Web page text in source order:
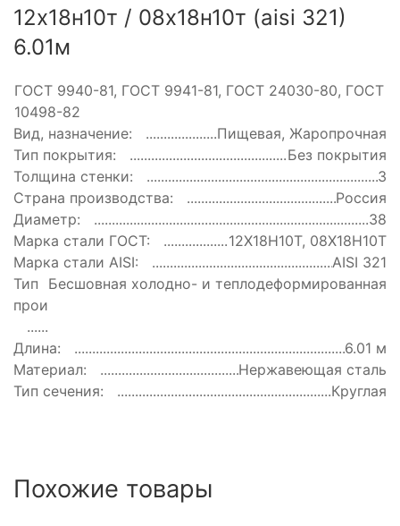
12х18н10т / 08х18н10т (aisi 321)
6.01м
ГОСТ:
ГОСТ 9940-81, ГОСТ 9941-81, ГОСТ 24030-80, ГОСТ
10498-82
Вид, назначение:
Пищевая, Жаропрочная
Тип покрытия:
Без покрытия
Толщина стенки:
3
Страна производства:
Россия
Диаметр:
38
Марка стали ГОСТ:
12Х18Н10Т, 08Х18Н10Т
Марка стали AISI:
AISI 321
Тип
производства:
Бесшовная холодно- и теплодеформированная
Длина:
6.01 м
Материал:
Нержавеющая сталь
Тип сечения:
Круглая
Похожие товары